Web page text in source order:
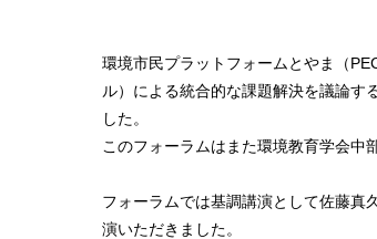
環境市民プラットフォームとやま（
ル）による統合的な課題解決を議論す
した。
このフォーラムはまた環境教育学会中
フォーラムでは基調講演として佐藤真
演いただきました。